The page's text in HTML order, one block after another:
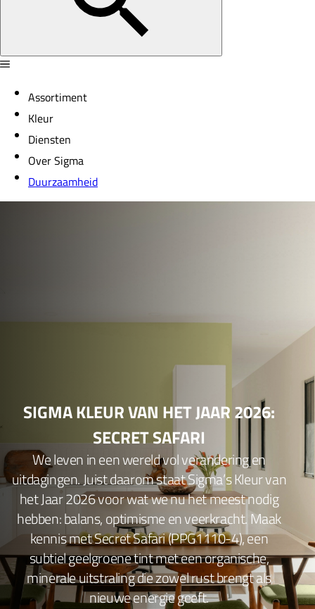
Assortiment
Kleur
Diensten
Over Sigma
Duurzaamheid
SIGMA KLEUR VAN HET JAAR 2026:
SECRET SAFARI
We leven in een wereld vol verandering en
uitdagingen. Juist daarom staat Sigma’s Kleur van
het Jaar 2026 voor wat we nu het meest nodig
hebben: balans, optimisme en veerkracht. Maak
kennis met Secret Safari (PPG1110-4), een
subtiel geelgroene tint met een organische,
minerale uitstraling die zowel rust brengt als
nieuwe energie geeft.